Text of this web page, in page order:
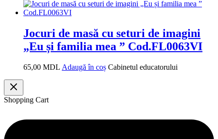
Jocuri de masă cu seturi de imagini
„Eu și familia mea ” Cod.FL0063VI
65,00 MDL Adaugă în coș Cabinetul educatorului
Shopping Cart